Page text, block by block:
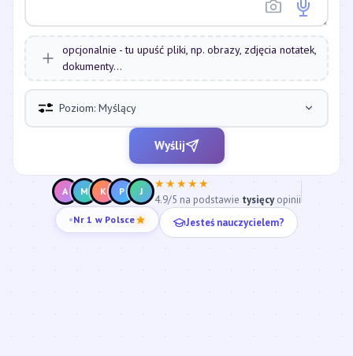
opcjonalnie - tu upuść pliki, np. obrazy, zdjęcia notatek,
dokumenty...
Poziom: Myślący
Wyślij
A M K P J
★★★★★
4.9/5 na podstawie tysięcyopinii
Nr 1 w Polsce Jesteś nauczycielem?